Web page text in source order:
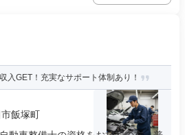
入GET！充実なサポート体制あり！
飯塚町